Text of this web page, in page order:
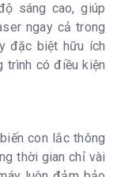
sáng cao, giúp
ngay cả trong
đặc biệt hữu ích
trình có điều kiện
con lắc thông
thời gian chỉ vài